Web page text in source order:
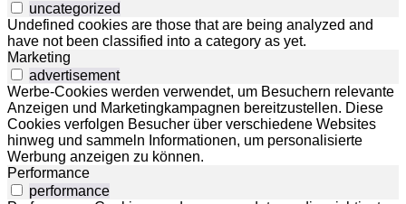
uncategorized
Undefined cookies are those that are being analyzed and
have not been classified into a category as yet.
Marketing
advertisement
Werbe-Cookies werden verwendet, um Besuchern relevante
Anzeigen und Marketingkampagnen bereitzustellen. Diese
Cookies verfolgen Besucher über verschiedene Websites
hinweg und sammeln Informationen, um personalisierte
Werbung anzeigen zu können.
Performance
performance